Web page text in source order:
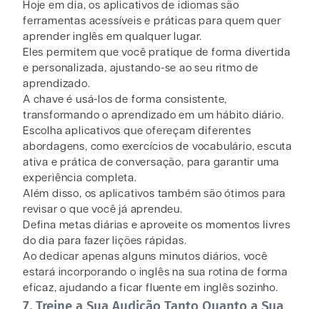
Hoje em dia, os aplicativos de idiomas são
ferramentas acessíveis e práticas para quem quer
aprender inglês em qualquer lugar.
Eles permitem que você pratique de forma divertida
e personalizada, ajustando-se ao seu ritmo de
aprendizado.
A chave é usá-los de forma consistente,
transformando o aprendizado em um hábito diário.
Escolha aplicativos que ofereçam diferentes
abordagens, como exercícios de vocabulário, escuta
ativa e prática de conversação, para garantir uma
experiência completa.
Além disso, os aplicativos também são ótimos para
revisar o que você já aprendeu.
Defina metas diárias e aproveite os momentos livres
do dia para fazer lições rápidas.
Ao dedicar apenas alguns minutos diários, você
estará incorporando o inglês na sua rotina de forma
eficaz, ajudando a ficar fluente em inglês sozinho.